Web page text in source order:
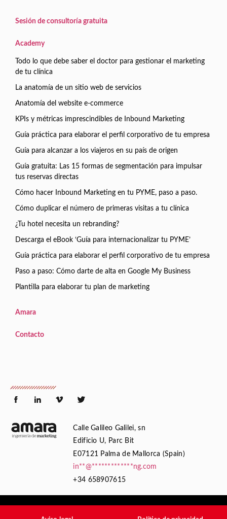
Sesión de consultoría gratuita
Academy
Todo lo que debe saber el doctor para gestionar el marketing
de tu clínica
La anatomía de un sitio web de servicios
Anatomía del website e-commerce
KPIs y métricas imprescindibles de Inbound Marketing
Guía práctica para elaborar el perfil corporativo de tu empresa
Guía para alcanzar a los viajeros en su país de origen
Guía gratuita: Las 15 formas de segmentación para impulsar
tus reservas directas
Cómo hacer Inbound Marketing en tu PYME, paso a paso.
Cómo duplicar el número de primeras visitas a tu clínica
¿Tu hotel necesita un rebranding?
Descarga el eBook ‘Guía para internacionalizar tu PYME’
Guía práctica para elaborar el perfil corporativo de tu empresa
Paso a paso: Cómo darte de alta en Google My Business
Plantilla para elaborar tu plan de marketing
Amara
Contacto
Calle Galileo Galilei, sn
Edificio U, Parc Bit
E07121 Palma de Mallorca (Spain)
in**@*************ng.com
+34 658907615